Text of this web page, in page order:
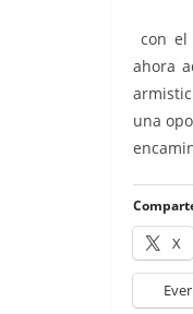
con el
ahora
una
X